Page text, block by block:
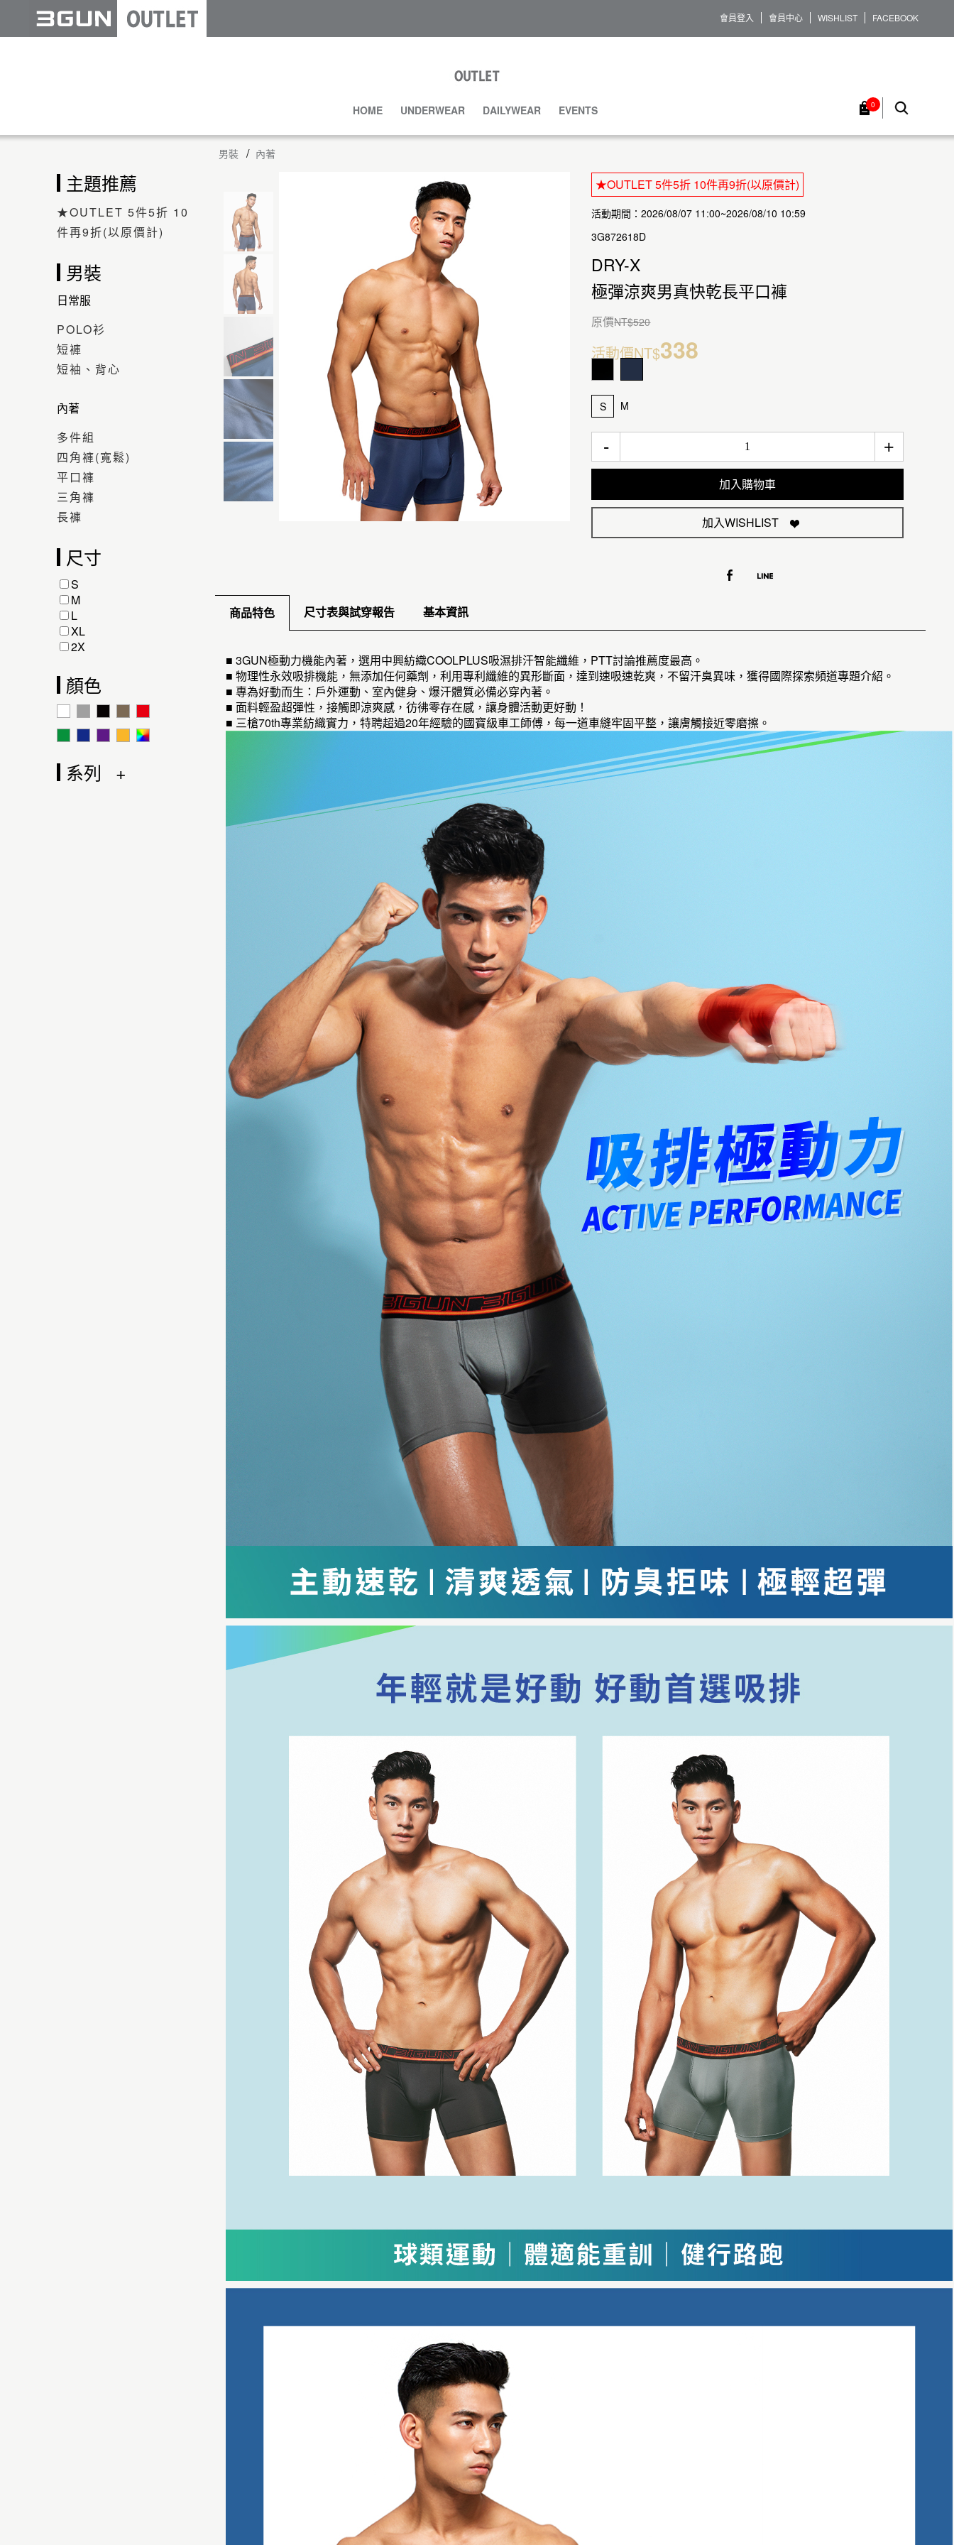
會員登入 會員中心 WISHLIST FACEBOOK
HOME UNDERWEAR DAILYWEAR EVENTS 0
主題推薦
★OUTLET 5件5折 10
件再9折(以原價計)
男裝
日常服
POLO衫
短褲
短袖、背心
內著
多件組
四角褲(寬鬆)
平口褲
三角褲
長褲
尺寸
S
M
L
XL
2X
顏色
系列
男裝 內著
★OUTLET 5件5折 10件再9折(以原價計)
活動期間：2026/08/07 11:00~2026/08/10 10:59
3G872618D
DRY-X
極彈涼爽男真快乾長平口褲
原價NT$520
活動價NT$338
S M
- +
加入購物車
加入WISHLIST
商品特色 尺寸表與試穿報告 基本資訊
■ 3GUN極動力機能內著，選用中興紡織COOLPLUS吸濕排汗智能纖維，PTT討論推薦度最高。
■ 物理性永效吸排機能，無添加任何藥劑，利用專利纖維的異形斷面，達到速吸速乾爽，不留汗臭異味，獲得國際探索頻道專題介紹。
■ 專為好動而生：戶外運動、室內健身、爆汗體質必備必穿內著。
■ 面料輕盈超彈性，接觸即涼爽感，彷彿零存在感，讓身體活動更好動！
■ 三槍70th專業紡織實力，特聘超過20年經驗的國寶級車工師傅，每一道車縫牢固平整，讓膚觸接近零磨擦。